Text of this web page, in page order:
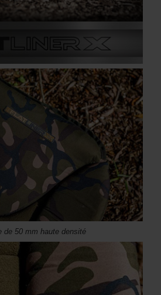
de 50 mm haute densité